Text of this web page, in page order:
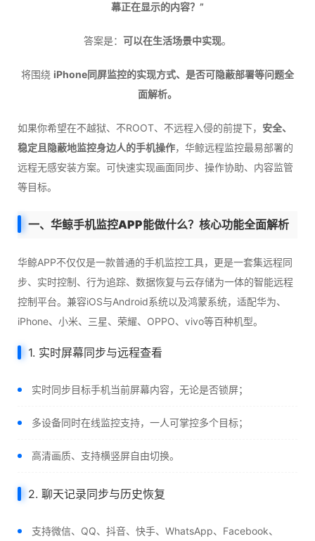
幕正在显示的内容？”
答案是： 可以在生活场景中实现。
将围绕 iPhone同屏监控的实现方式、是否可隐蔽部署等问题全
面解析。
如果你希望在不越狱、不ROOT、不远程入侵的前提下， 安全、
稳定且隐蔽地监控身边人的手机操作，华鲸远程监控最易部署的
远程无感安装方案。可快速实现画面同步、操作协助、内容监管
等目标。
一、华鲸手机监控APP能做什么？核心功能全面解析
华鲸APP不仅仅是一款普通的手机监控工具，更是一套集远程同
步、实时控制、行为追踪、数据恢复与云存储为一体的智能远程
控制平台。兼容iOS与Android系统以及鸿蒙系统，适配华为、
iPhone、小米、三星、荣耀、OPPO、vivo等百种机型。
1. 实时屏幕同步与远程查看
实时同步目标手机当前屏幕内容，无论是否锁屏；
多设备同时在线监控支持，一人可掌控多个目标；
高清画质、支持横竖屏自由切换。
2. 聊天记录同步与历史恢复
支持微信、QQ、抖音、快手、WhatsApp、Facebook、